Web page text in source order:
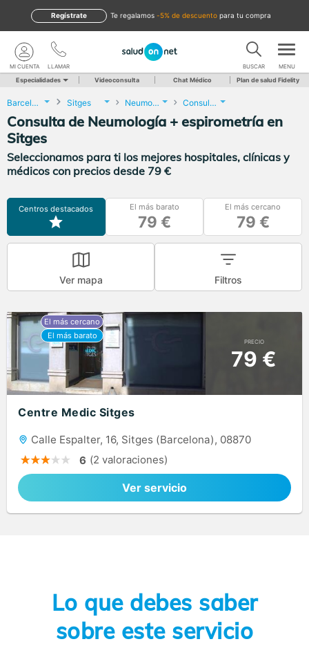
te regalamos -5% de descuento para tu compra
Regístrate
LLAMAR
MI CUENTA BUSCAR MENU
Especialidades Videoconsulta Chat Médico Plan de salud Fidelity
Barcelona Sitges Neumología Consulta de Neumología + espirometría
Consulta de Neumología + espirometría en
Sitges
Seleccionamos para ti los mejores hospitales, clínicas y
médicos con precios desde 79 €
Centros destacados El más barato
79 €
El más cercano
79 €
Ver mapa Filtros
PRECIO
79 €
Centre Medic Sitges
Calle Espalter, 16, Sitges (Barcelona), 08870
6 (2 valoraciones)
Ver servicio
Lo que debes saber
sobre este servicio